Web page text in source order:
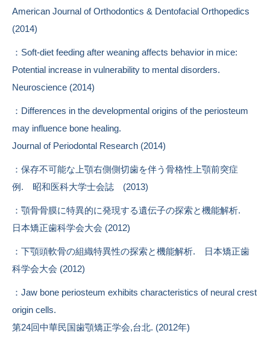
American Journal of Orthodontics & Dentofacial Orthopedics
(2014)
：Soft-diet feeding after weaning affects behavior in mice:
Potential increase in vulnerability to mental disorders.
Neuroscience (2014)
：Differences in the developmental origins of the periosteum
may influence bone healing.
Journal of Periodontal Research (2014)
：保存不可能な上顎右側側切歯を伴う骨格性上顎前突症
例. 昭和医科大学士会誌 (2013)
：顎骨骨膜に特異的に発現する遺伝子の探索と機能解析.
日本矯正歯科学会大会 (2012)
：下顎頭軟骨の組織特異性の探索と機能解析. 日本矯正歯
科学会大会 (2012)
：Jaw bone periosteum exhibits characteristics of neural crest
origin cells.
第24回中華民国歯顎矯正学会,台北. (2012年)